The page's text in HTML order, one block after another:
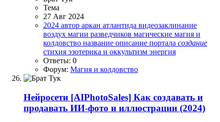
Тема
27 Авг 2024
2024 автор аркан атлантида видеозаклинание
воздух магии разведчиков магические магия и
колдовство название описание портала создание
стихия эзотерика и оккультизм энергия
Ответы: 0
Форум: Магия и колдовство
Нейросети [AIPhotoSales] Как создавать и
продавать ИИ-фото и иллюстрации (2024)